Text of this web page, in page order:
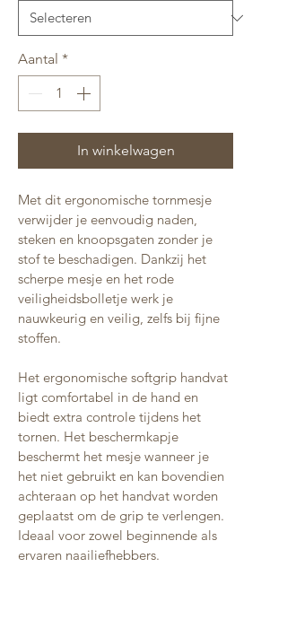
Aantal *
In winkelwagen
Met dit ergonomische tornmesje
verwijder je eenvoudig naden,
steken en knoopsgaten zonder je
stof te beschadigen. Dankzij het
scherpe mesje en het rode
veiligheidsbolletje werk je
nauwkeurig en veilig, zelfs bij fijne
stoffen.
Het ergonomische softgrip handvat
ligt comfortabel in de hand en
biedt extra controle tijdens het
tornen. Het beschermkapje
beschermt het mesje wanneer je
het niet gebruikt en kan bovendien
achteraan op het handvat worden
geplaatst om de grip te verlengen.
Ideaal voor zowel beginnende als
ervaren naailiefhebbers.